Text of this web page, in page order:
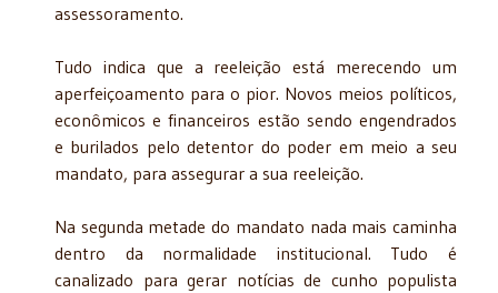
assessoramento.
Tudo indica que a reeleição está merecendo um
aperfeiçoamento para o pior. Novos meios políticos,
econômicos e financeiros estão sendo engendrados
e burilados pelo detentor do poder em meio a seu
mandato, para assegurar a sua reeleição.
Na segunda metade do mandato nada mais caminha
dentro da normalidade institucional. Tudo é
canalizado para gerar notícias de cunho populista